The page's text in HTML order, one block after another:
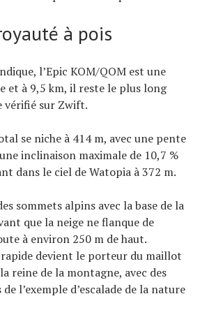
à pois
l’Epic KOM/QOM est une
et à 9,5 km, il reste le plus long
vérifié sur Zwift.
se niche à 414 m, avec une pente
inclinaison maximale de 10,7 %
dans le ciel de Watopia à 372 m.
sommets alpins avec la base de la
que la neige ne flanque de
à environ 250 m de haut.
rapide devient le porteur du maillot
reine de la montagne, avec des
l’exemple d’escalade de la nature